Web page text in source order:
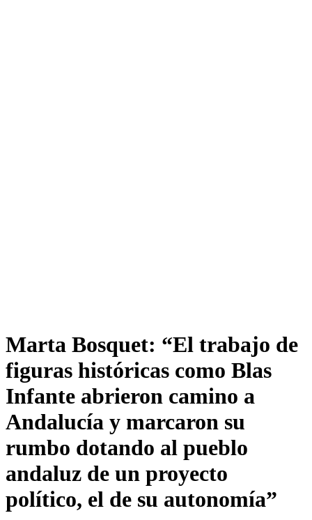
Marta Bosquet: “El trabajo de
figuras históricas como Blas
Infante abrieron camino a
Andalucía y marcaron su
rumbo dotando al pueblo
andaluz de un proyecto
político, el de su autonomía”